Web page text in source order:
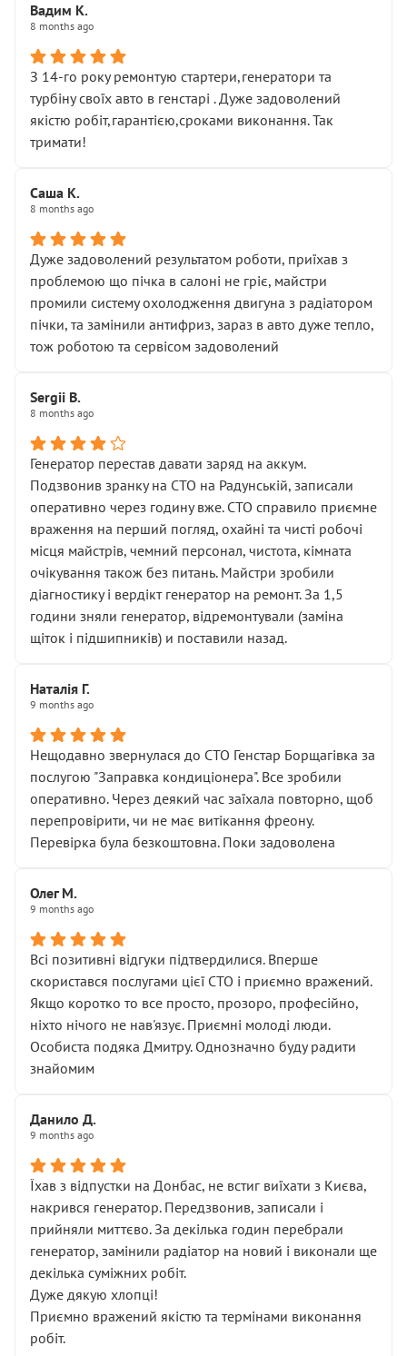
Вадим К.
8 months ago
З 14-го року ремонтую стартери,генератори та
турбіну своїх авто в генстарі . Дуже задоволений
якістю робіт,гарантією,сроками виконання. Так
тримати!
Саша К.
8 months ago
Дуже задоволений результатом роботи, приїхав з
проблемою що пічка в салоні не гріє, майстри
промили систему охолодження двигуна з радіатором
пічки, та замінили антифриз, зараз в авто дуже тепло,
тож роботою та сервісом задоволений
Sergii B.
8 months ago
Генератор перестав давати заряд на аккум.
Подзвонив зранку на СТО на Радунській, записали
оперативно через годину вже. СТО справило приємне
враження на перший погляд, охайні та чисті робочі
місця майстрів, чемний персонал, чистота, кімната
очікування також без питань. Майстри зробили
діагностику і вердікт генератор на ремонт. За 1,5
години зняли генератор, відремонтували (заміна
щіток і підшипників) и поставили назад.
Наталія Г.
9 months ago
Нещодавно звернулася до СТО Генстар Борщагівка за
послугою "Заправка кондиціонера". Все зробили
оперативно. Через деякий час заїхала повторно, щоб
перепровірити, чи не має витікання фреону.
Перевірка була безкоштовна. Поки задоволена
Олег М.
9 months ago
Всі позитивні відгуки підтвердилися. Вперше
скористався послугами цієї СТО і приємно вражений.
Якщо коротко то все просто, прозоро, професійно,
ніхто нічого не нав'язує. Приємні молоді люди.
Особиста подяка Дмитру. Однозначно буду радити
знайомим
Данило Д.
9 months ago
Їхав з відпустки на Донбас, не встиг виїхати з Києва,
накрився генератор. Передзвонив, записали і
прийняли миттєво. За декілька годин перебрали
генератор, замінили радіатор на новий і виконали ще
декілька суміжних робіт.
Дуже дякую хлопці!
Приємно вражений якістю та термінами виконання
робіт.